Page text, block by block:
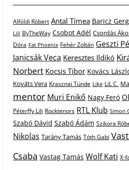
Alföldi Róbert Antal Tímea Baricz
Lili ByTheWay Csobot Adél Csordás
Dóra Fat Phoenix Fehér Zoltán Geszti
Janicsák Veca Keresztes Ildikó
Norbert Kocsis Tibor Kovács
Kováts Vera Krasznai Tünde Like LiL C.
mentor Muri Enikő Nagy Feró
Péterffy Lili Rocktenors RTL Klub Simon
Szabó Dávid Szabó Ádám Szikora
Nikolas Tarány Tamás Tóth Gabi
Csaba Vastag Tamás Wolf Kati X-